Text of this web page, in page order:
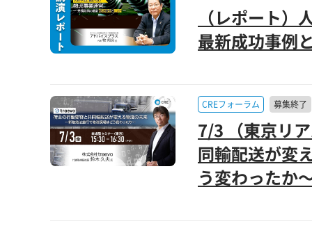
（レポート
最新成功事例
CREフォーラム 募集終了
7/3 （東京リ
同輸配送が変
う変わったか